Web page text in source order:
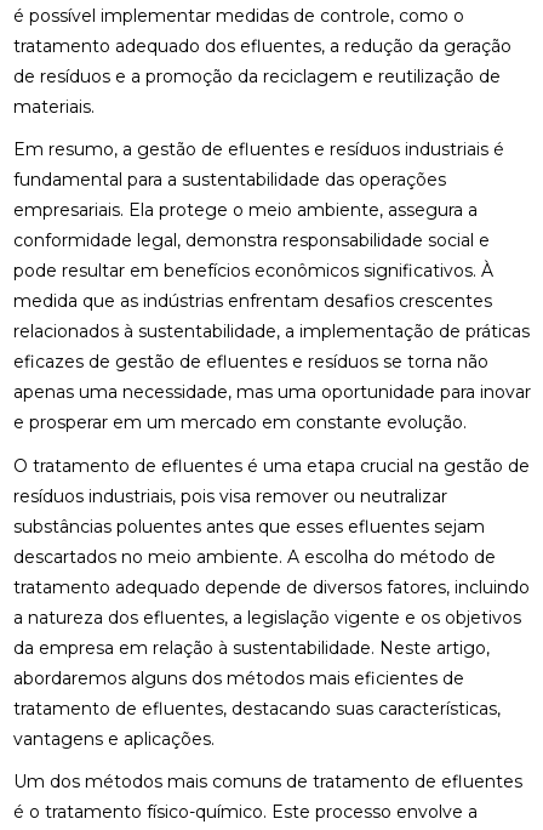
é possível implementar medidas de controle, como o
tratamento adequado dos efluentes, a redução da geração
de resíduos e a promoção da reciclagem e reutilização de
materiais.
Em resumo, a gestão de efluentes e resíduos industriais é
fundamental para a sustentabilidade das operações
empresariais. Ela protege o meio ambiente, assegura a
conformidade legal, demonstra responsabilidade social e
pode resultar em benefícios econômicos significativos. À
medida que as indústrias enfrentam desafios crescentes
relacionados à sustentabilidade, a implementação de práticas
eficazes de gestão de efluentes e resíduos se torna não
apenas uma necessidade, mas uma oportunidade para inovar
e prosperar em um mercado em constante evolução.
O tratamento de efluentes é uma etapa crucial na gestão de
resíduos industriais, pois visa remover ou neutralizar
substâncias poluentes antes que esses efluentes sejam
descartados no meio ambiente. A escolha do método de
tratamento adequado depende de diversos fatores, incluindo
a natureza dos efluentes, a legislação vigente e os objetivos
da empresa em relação à sustentabilidade. Neste artigo,
abordaremos alguns dos métodos mais eficientes de
tratamento de efluentes, destacando suas características,
vantagens e aplicações.
Um dos métodos mais comuns de tratamento de efluentes
é o tratamento físico-químico. Este processo envolve a